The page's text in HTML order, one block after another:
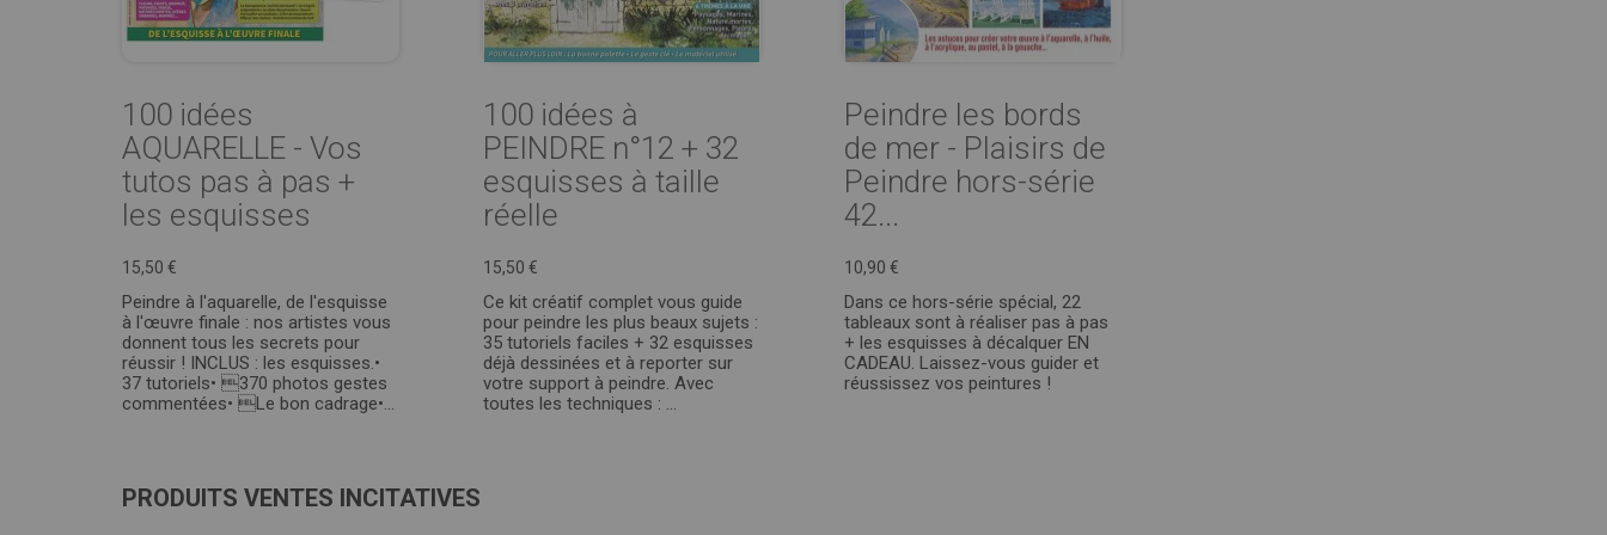
100 idées
AQUARELLE - Vos
tutos pas à pas +
les esquisses
15,50 €
Peindre à l'aquarelle, de l'esquisse
à l'œuvre finale : nos artistes vous
donnent tous les secrets pour
réussir ! INCLUS : les esquisses.•
37 tutoriels• 370 photos gestes
commentées• Le bon cadrage•...
100 idées à
PEINDRE n°12 + 32
esquisses à taille
réelle
15,50 €
Ce kit créatif complet vous guide
pour peindre les plus beaux sujets :
35 tutoriels faciles + 32 esquisses
déjà dessinées et à reporter sur
votre support à peindre. Avec
toutes les techniques : ...
Peindre les bords
de mer - Plaisirs de
Peindre hors-série
42...
10,90 €
Dans ce hors-série spécial, 22
tableaux sont à réaliser pas à pas
+ les esquisses à décalquer EN
CADEAU. Laissez-vous guider et
réussissez vos peintures !
PRODUITS VENTES INCITATIVES